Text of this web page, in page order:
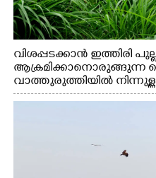
വിശപ്പടക്കാൻ ഇത്തിരി
വാത്തുരുത്തിയിൽ നിന്നുള്ള